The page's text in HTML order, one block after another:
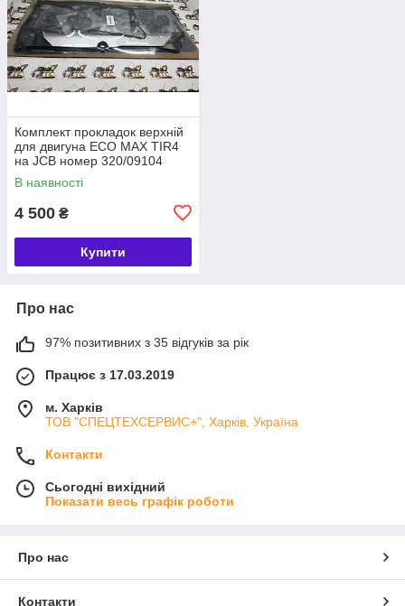
Комплект прокладок верхній
для двигуна ECO MAX TIR4
на JCB номер 320/09104
В наявності
4 500 ₴
Купити
Про нас
97% позитивних з 35 відгуків за рік
Працює з 17.03.2019
м. Харків
ТОВ "СПЕЦТЕХСЕРВИС+", Харків, Україна
Контакти
Сьогодні вихідний
Показати весь графік роботи
Про нас
Контакти